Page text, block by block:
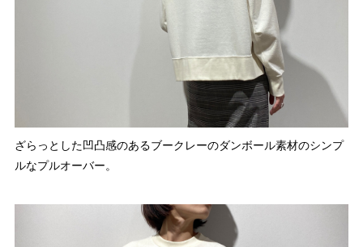
ざらっとした凹凸感のあるブークレーのダンボール素材のシンプ
ルなプルオーバー。